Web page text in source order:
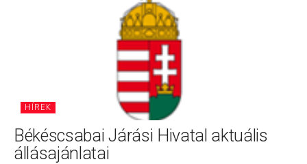
HÍREK
Békéscsabai Járási Hivatal aktuális
állásajánlatai